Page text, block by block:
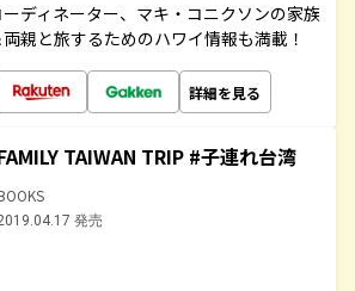
ディネーター、マキ・コニクソンの家族
親と旅するためのハワイ情報も満載！
詳細を見る
TAIWAN TRIP #子連れ台湾
発売